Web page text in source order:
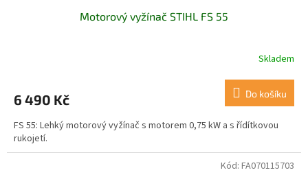
Motorový vyžínač STIHL FS 55
je
z
5
hvězdiček.
Skladem
6 490 Kč Do košíku
FS 55: Lehký motorový vyžínač s motorem 0,75 kW a s řídítkovou
rukojetí.
Kód: FA070115703